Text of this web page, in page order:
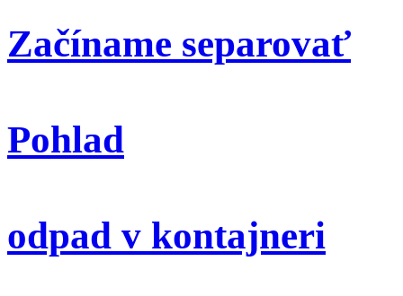
Začíname separovať
Pohlad
odpad v kontajneri